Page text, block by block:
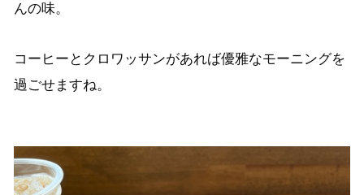
んの味。
コーヒーとクロワッサンがあれば優雅なモーニングを
過ごせますね。